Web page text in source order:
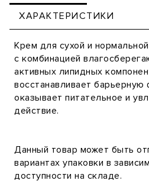
ХАРАКТЕРИСТИКИ
Крем для сухой и
с комбинацией
активных липидных
восстанавливает
оказывает питательное и
действие.
Данный товар может быть
вариантах упаковки в
доступности на складе.